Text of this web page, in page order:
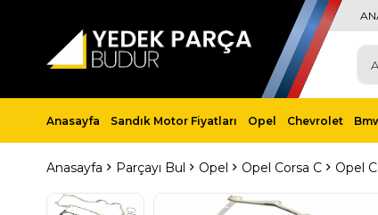
Anasayfa Sandık Motor Fiyatları Opel Chevrolet
Anasayfa Parçayı Bul Opel Opel Corsa C Opel